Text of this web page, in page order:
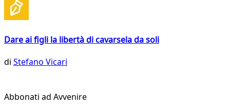
Dare ai figli la libertà di cavarsela da soli
di Stefano Vicari
Abbonati ad Avvenire